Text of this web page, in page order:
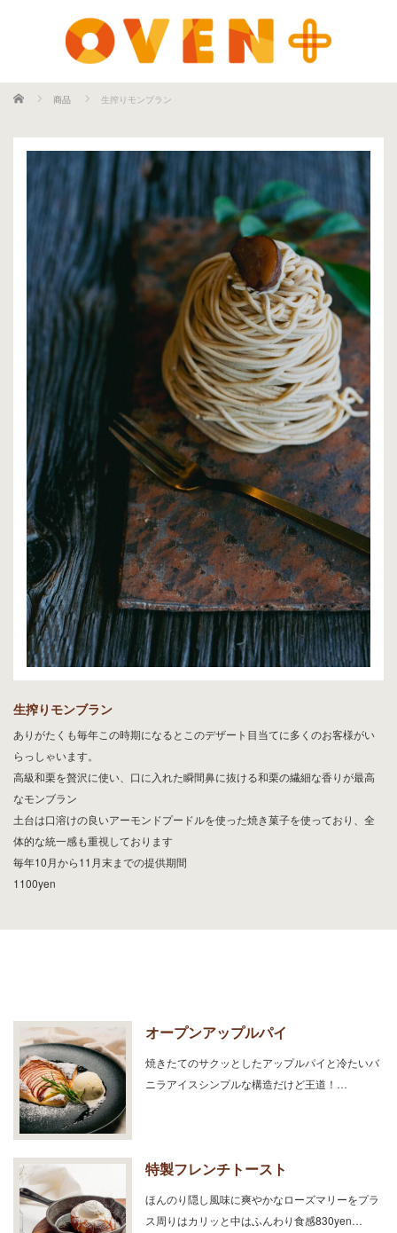
ホーム 商品 生搾りモンブラン
生搾りモンブラン
ありがたくも毎年この時期になるとこのデザート目当てに多くのお客様がい
らっしゃいます。
高級和栗を贅沢に使い、口に入れた瞬間鼻に抜ける和栗の繊細な香りが最高
なモンブラン
土台は口溶けの良いアーモンドプードルを使った焼き菓子を使っており、全
体的な統一感も重視しております
毎年10月から11月末までの提供期間
1100yen
オープンアップルパイ
焼きたてのサクッとしたアップルパイと冷たいバ
ニラアイスシンプルな構造だけど王道！…
特製フレンチトースト
ほんのり隠し風味に爽やかなローズマリーをプラ
ス周りはカリッと中はふんわり食感830yen…